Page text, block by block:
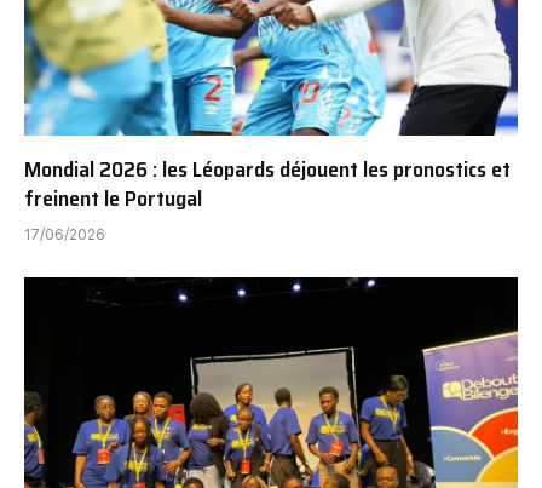
Mondial 2026 : les Léopards déjouent les pronostics et
freinent le Portugal
17/06/2026